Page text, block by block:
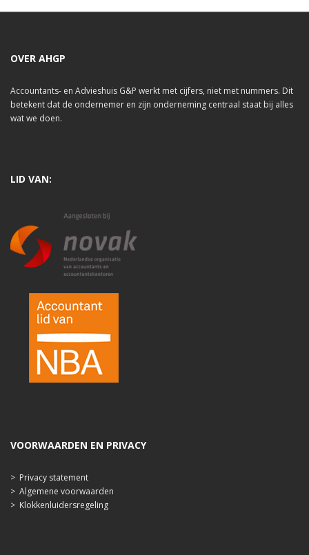
OVER AHGP
Accountants- en Advieshuis G&P werkt met cijfers, niet met nummers. Dit
betekent dat de ondernemer en zijn onderneming centraal staat bij alles
wat we doen.
LID VAN:
VOORWAARDEN EN PRIVACY
> Privacy statement
> Algemene voorwaarden
> Klokkenluidersregeling